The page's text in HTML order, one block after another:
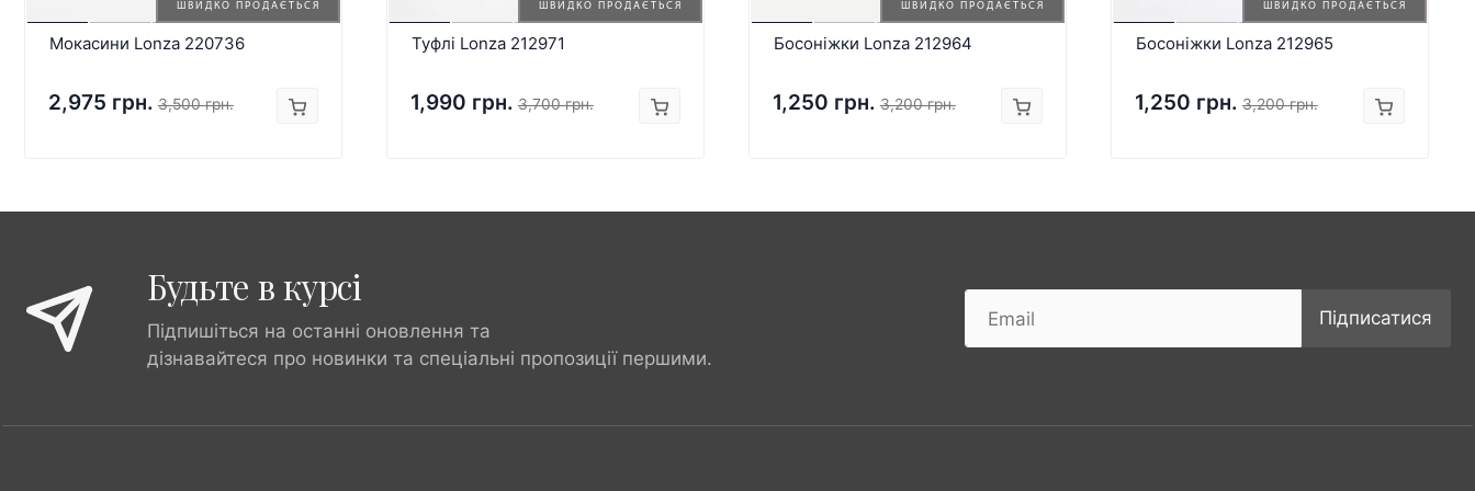
ШВИДКО ПРОДАЄТЬСЯ
Мокасини Lonza 220736
2,975 грн. 3,500 грн.
ШВИДКО ПРОДАЄТЬСЯ
Туфлі Lonza 212971
1,990 грн. 3,700 грн.
ШВИДКО ПРОДАЄТЬСЯ
Босоніжки Lonza 212964
1,250 грн. 3,200 грн.
ШВИДКО ПРОДАЄТЬСЯ
Босоніжки Lonza 212965
1,250 грн. 3,200 грн.
Будьте в курсі
Підпишіться на останні оновлення та
дізнавайтеся про новинки та спеціальні пропозиції першими.
Підписатися